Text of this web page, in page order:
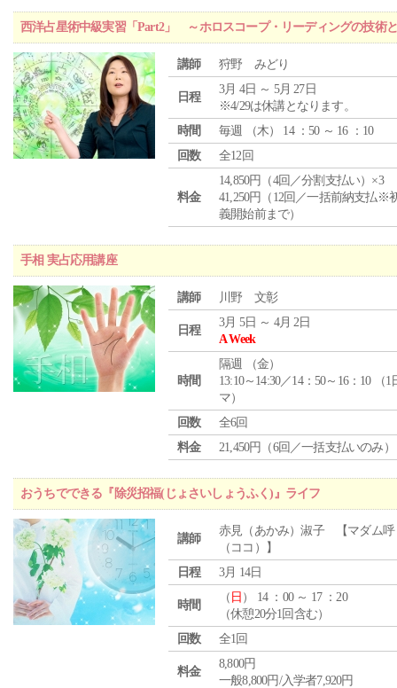
西洋占星術中級実習「Part2」 ～ホロスコープ・リーディングの技術
講師 狩野 みどり
日程
3月 4日 ～ 5月 27日
※4/29は休講となります。
時間
毎週 （木） 14 ：50 ～ 16 ：10
回数
全12回
料金
14,850円（4回／分割支払い）×3
41,250円（12回／一括前納支払※
義開始前まで）
手相 実占応用講座
講師 川野 文彰
日程
3月 5日 ～ 4月 2日
A Week
時間
隔週 （金）
13:10～14:30／14：50～16：10 （1
マ）
回数
全6回
料金
21,450円（6回／一括支払いのみ）
おうちでできる『除災招福(じょさいしょうふく)』ライフ
講師
赤見（あかみ）淑子 【マダム呼
（ココ）】
日程
3月 14日
時間
（ 日 ） 14 ：00 ～ 17 ：20
（休憩20分1回含む）
回数
全1回
料金
8,800円
一般8,800円/入学者7,920円